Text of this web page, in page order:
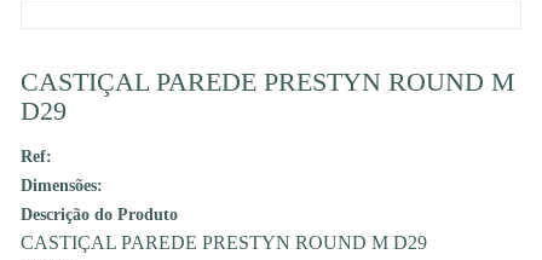
CASTIÇAL PAREDE PRESTYN ROUND M
D29
Ref:
Dimensões:
Descrição do Produto
CASTIÇAL PAREDE PRESTYN ROUND M D29